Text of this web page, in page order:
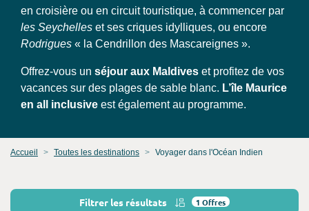
en croisière ou en circuit touristique, à commencer par
les Seychelles et ses criques idylliques, ou encore
Rodrigues « la Cendrillon des Mascareignes ».
Offrez-vous un séjour aux Maldives et profitez de vos
vacances sur des plages de sable blanc. L’île Maurice
en all inclusive est également au programme.
Accueil Toutes les destinations Voyager dans l'Océan Indien
Filtrer les résultats 1 Offres